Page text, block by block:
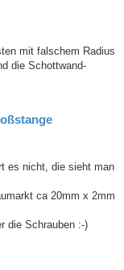
mit falschem Radius
die Schottwand-
es nicht, die sieht man
ca 20mm x 2mm
die Schrauben :-)